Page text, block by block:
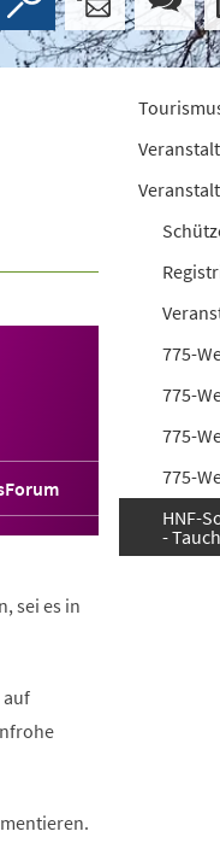
sei es in
auf
775-
775-
775-
775-
HNF-
-